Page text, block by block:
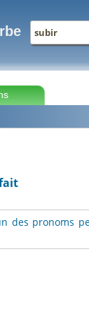
des pronoms